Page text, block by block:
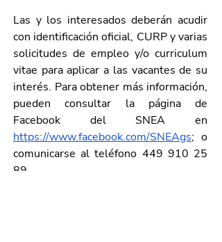
Las y los interesados deberán acudir
con identificación oficial, CURP y varias
solicitudes de empleo y/o curriculum
vitae para aplicar a las vacantes de su
interés. Para obtener más información,
pueden consultar la página de
https://www.facebook.com/SNEAgs; o
comunicarse al teléfono 449 910 25
89.